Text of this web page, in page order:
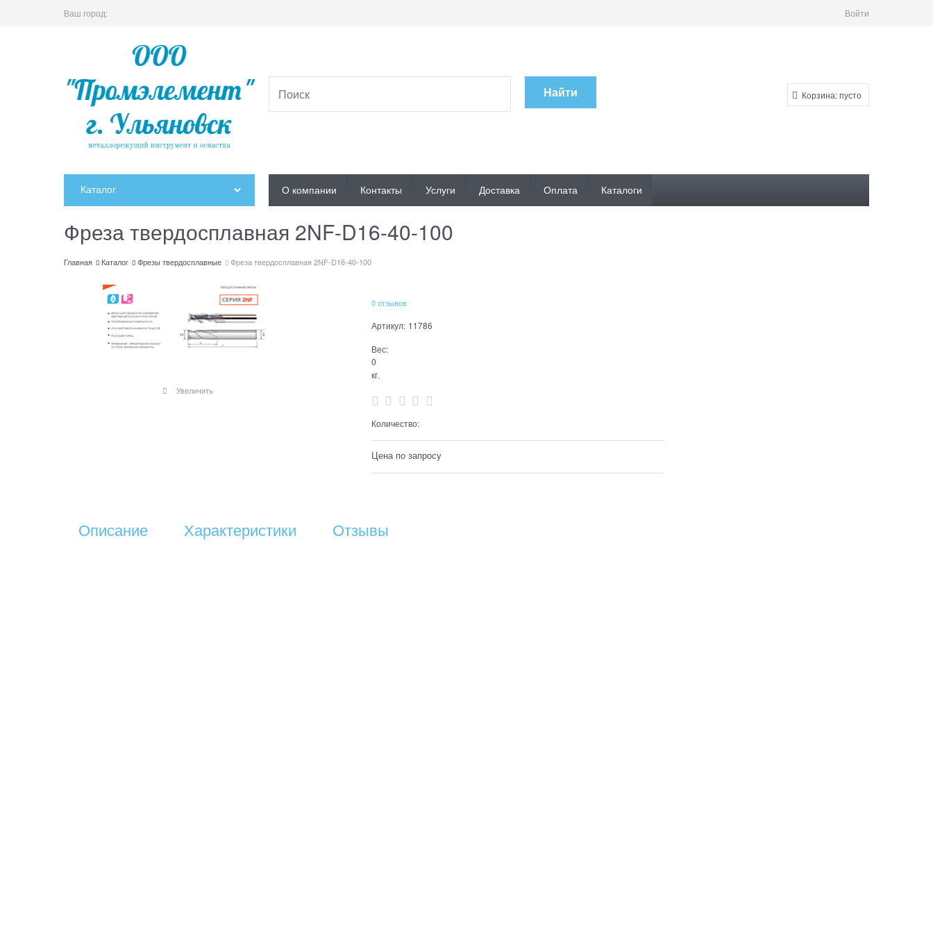
Ваш город: Войти
Найти Корзина:пусто
Каталог О компании Контакты Услуги Доставка Оплата Каталоги
Фреза твердосплавная 2NF-D16-40-100
Главная Каталог Фрезы твердосплавные Фреза твердосплавная 2NF-D16-40-100
Увеличить
0 отзывов
Артикул: 11786
Вес:
0
кг.
Количество:
Цена по запросу
Описание Характеристики Отзывы